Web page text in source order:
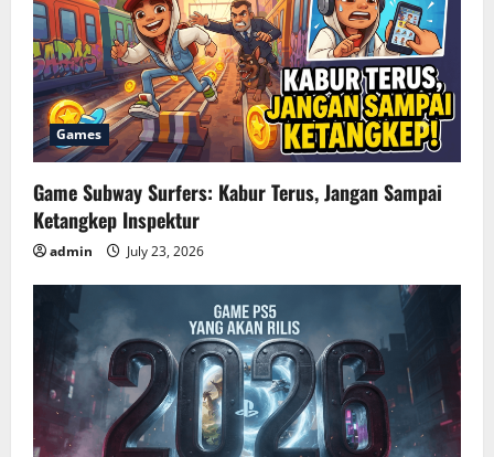
Games
Game Subway Surfers: Kabur Terus, Jangan Sampai
Ketangkep Inspektur
admin July 23, 2026